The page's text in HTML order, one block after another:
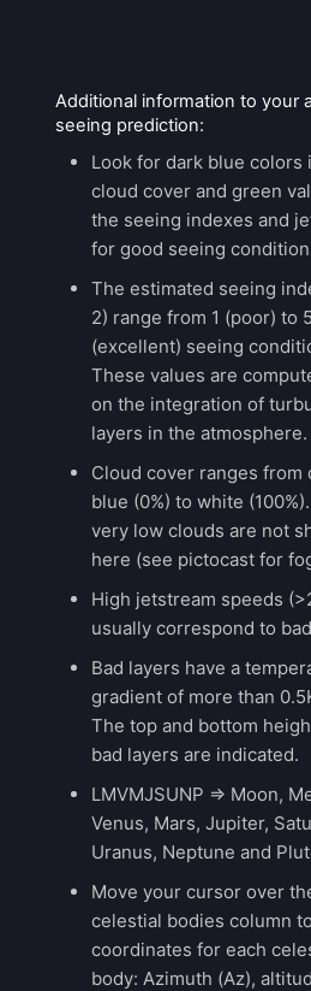
Additional information to your
seeing prediction:
Look for dark blue colors
cloud cover and green
the seeing indexes and
for good seeing
The estimated seeing
2) range from 1 (poor) to
(excellent) seeing
These values are
on the integration of
layers in the atmosphere.
Cloud cover ranges from
blue (0%) to white
very low clouds are not
here (see pictocast for
High jetstream speeds
usually correspond to
Bad layers have a
gradient of more than
The top and bottom
bad layers are indicated.
LMVMJSUNP => Moon,
Venus, Mars, Jupiter,
Uranus, Neptune and
Move your cursor over
celestial bodies column
coordinates for each
body: Azimuth (Az),